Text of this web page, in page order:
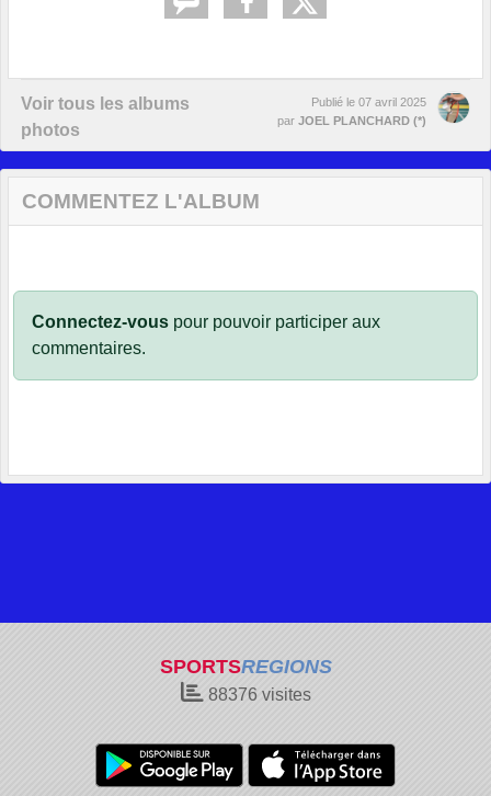
Voir tous les albums
photos
Publié le 07 avril 2025
par JOEL PLANCHARD (*)
COMMENTEZ L'ALBUM
Connectez-vous pour pouvoir participer aux
commentaires.
SPORTSREGIONS
88376visites